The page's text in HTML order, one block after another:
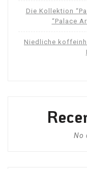
Die Kollektion
“Palace
Niedliche
No